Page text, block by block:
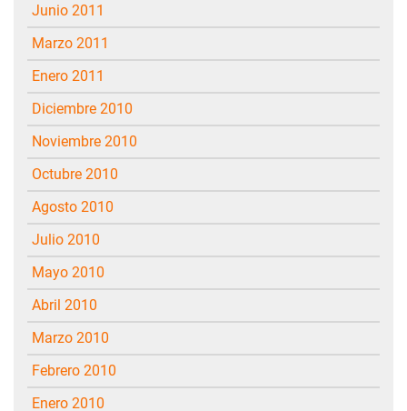
junio 2011
marzo 2011
enero 2011
diciembre 2010
noviembre 2010
octubre 2010
agosto 2010
julio 2010
mayo 2010
abril 2010
marzo 2010
febrero 2010
enero 2010